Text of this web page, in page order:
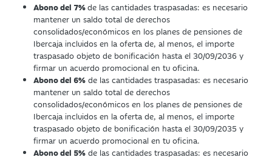
Abono del 7%de las cantidades traspasadas: es necesario
mantener un saldo total de derechos
consolidados/económicos en los planes de pensiones de
Ibercaja incluidos en la oferta de, al menos, el importe
traspasado objeto de bonificación hasta el 30/09/2036 y
firmar un acuerdo promocional en tu oficina.
Abono del 6% de las cantidades traspasadas: es necesario
mantener un saldo total de derechos
consolidados/económicos en los planes de pensiones de
Ibercaja incluidos en la oferta de, al menos, el importe
traspasado objeto de bonificación hasta el 30/09/2035 y
firmar un acuerdo promocional en tu oficina.
Abono del 5% de las cantidades traspasadas: es necesario